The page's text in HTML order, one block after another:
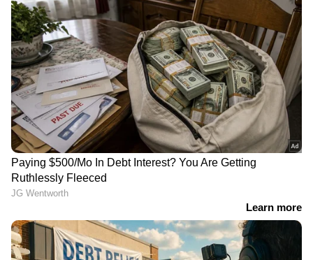
ബാങ്കിന്‍റെ ഷട്ടറിനും
താഴിനുമിടയിൽ പാമ്പ് ചുറ്റി
പൊല്ലാപ്പായി; ബാങ്ക്
തുറന്നത് അണലിയെ
കുപ്പിയിലാക്കിയ ശേഷം
ശ്രീലങ്കന്‍
വിഭാഗത്തില്‍പ്പെട്ട പ്രത്യേക
ഇനം പാമ്പ് കടിച്ചു, ഒന്നാം
ക്ലാസുകാരനെ രക്ഷിക്കാൻ
ആന്‍റിവെനം കിട്ടിയില്ല;